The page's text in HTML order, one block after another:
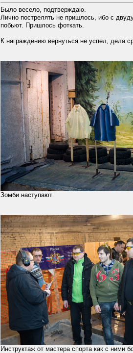
Было весело, подтверждаю.
Лично пострелять не пришлось, ибо с
побьют. Пришлось фоткать.
К награждению вернуться не успел, дела
Зомби наступают
Инструктаж от мастера спорта как с ними